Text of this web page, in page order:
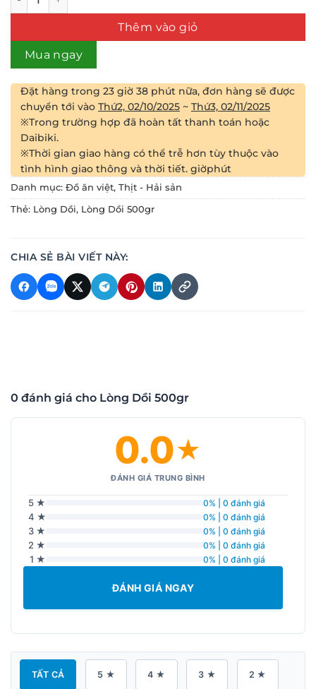
Thêm vào giỏ
Mua ngay
Đặt hàng trong 23 giờ 38 phút nữa, đơn hàng sẽ được
chuyển tới vào Thứ2, 02/10/2025 ~ Thứ3, 02/11/2025
※Trong trường hợp đã hoàn tất thanh toán hoặc
Daibiki.
※Thời gian giao hàng có thể trễ hơn tùy thuộc vào
tình hình giao thông và thời tiết. giờphút
Danh mục: Đồ ăn việt, Thịt - Hải sản
Thẻ: Lòng Dồi, Lòng Dồi 500gr
CHIA SẺ BÀI VIẾT NÀY:
0 đánh giá cho Lòng Dồi 500gr
0.0★
ĐÁNH GIÁ TRUNG BÌNH
5 ★ 0% | 0 đánh giá
4 ★ 0% | 0 đánh giá
3 ★ 0% | 0 đánh giá
2 ★ 0% | 0 đánh giá
1 ★ 0% | 0 đánh giá
ĐÁNH GIÁ NGAY
TẤT CẢ 5 ★ 4 ★ 3 ★ 2 ★